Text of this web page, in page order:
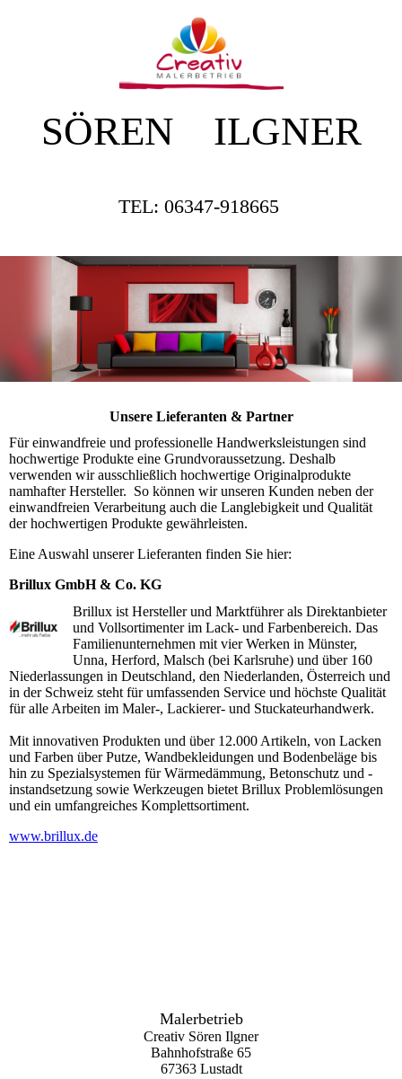
SÖREN ILGNER
TEL: 06347-918665
Unsere Lieferanten & Partner
Für einwandfreie und professionelle Handwerksleistungen sind
hochwertige Produkte eine Grundvoraussetzung. Deshalb
verwenden wir ausschließlich hochwertige Originalprodukte
namhafter Hersteller. So können wir unseren Kunden neben der
einwandfreien Verarbeitung auch die Langlebigkeit und Qualität
der hochwertigen Produkte gewährleisten.
Eine Auswahl unserer Lieferanten finden Sie hier:
Brillux GmbH & Co. KG
Brillux ist Hersteller und Marktführer als Direktanbieter
und Vollsortimenter im Lack- und Farbenbereich. Das
Familienunternehmen mit vier Werken in Münster,
Unna, Herford, Malsch (bei Karlsruhe) und über 160
Niederlassungen in Deutschland, den Niederlanden, Österreich und
in der Schweiz steht für umfassenden Service und höchste Qualität
für alle Arbeiten im Maler-, Lackierer- und Stuckateurhandwerk.
Mit innovativen Produkten und über 12.000 Artikeln, von Lacken
und Farben über Putze, Wandbekleidungen und Bodenbeläge bis
hin zu Spezialsystemen für Wärmedämmung, Betonschutz und -
instandsetzung sowie Werkzeugen bietet Brillux Problemlösungen
und ein umfangreiches Komplettsortiment.
www.brillux.de
Malerbetrieb
Creativ Sören Ilgner
Bahnhofstraße 65
67363 Lustadt